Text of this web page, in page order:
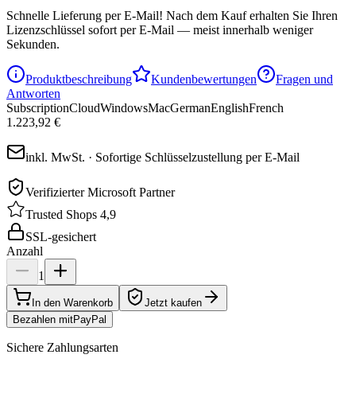
Schnelle Lieferung per E-Mail! Nach dem Kauf erhalten Sie Ihren
Lizenzschlüssel sofort per E-Mail — meist innerhalb weniger
Sekunden.
Produktbeschreibung Kundenbewertungen
Fragen und
Antworten
SubscriptionCloudWindowsMacGermanEnglishFrench
1.223,92 €
inkl. MwSt. · Sofortige Schlüsselzustellung per E-Mail
Verifizierter Microsoft Partner
Trusted Shops 4,9
SSL-gesichert
Anzahl
1
In den Warenkorb
Jetzt kaufen
Bezahlen mitPayPal
Sichere Zahlungsarten